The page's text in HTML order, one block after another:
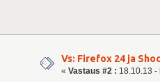
Vs: Firefox 24 ja
« Vastaus #2 : 18.10.13 -